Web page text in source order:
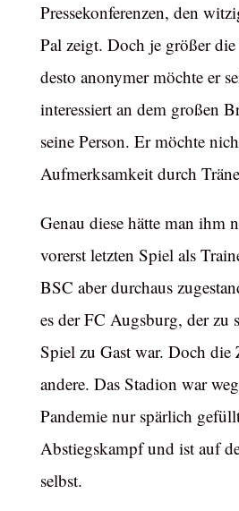
Pressekonferenzen, den
Pal zeigt. Doch je größer
desto anonymer möchte er
interessiert an dem großen
seine Person. Er möchte
Aufmerksamkeit durch
Genau diese hätte man ihm
vorerst letzten Spiel als
BSC aber durchaus
es der FC Augsburg, der zu
Spiel zu Gast war. Doch die
andere. Das Stadion war
Pandemie nur spärlich
Abstiegskampf und ist auf
selbst.